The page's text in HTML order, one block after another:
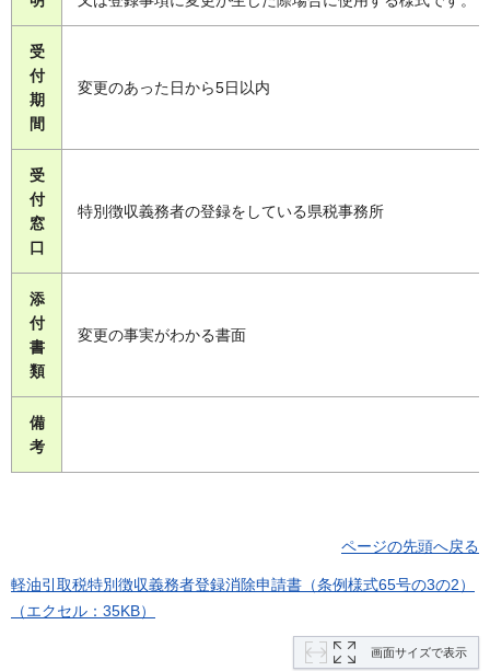
受
付
期
間
変更のあった日から5日以内
受
付
窓
口
特別徴収義務者の登録をしている県税事務所
添
付
書
類
変更の事実がわかる書面
備
考
ページの先頭へ戻る
軽油引取税特別徴収義務者登録消除申請書（条例様式65号の3の2）
（エクセル：35KB）
画面サイズで表示